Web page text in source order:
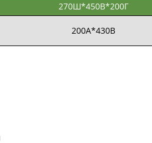
270Ш*450В*200Г
200А*430В